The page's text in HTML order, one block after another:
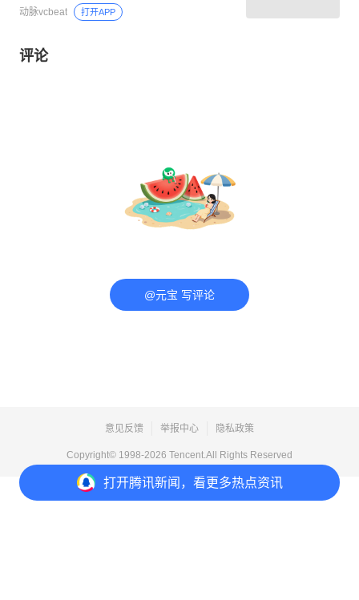
打开腾讯新闻，看更多热点资讯
动脉vcbeat 打开APP
评论
@元宝 写评论
意见反馈 举报中心 隐私政策
Copyright© 1998-2026 Tencent.All Rights Reserved